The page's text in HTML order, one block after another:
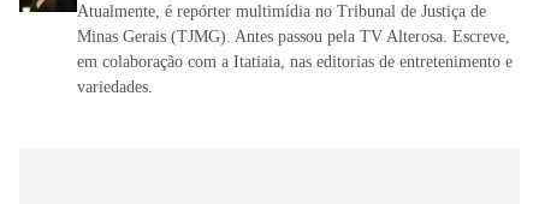
Atualmente, é repórter multimídia no Tribunal de Justiça de
Minas Gerais (TJMG). Antes passou pela TV Alterosa. Escreve,
em colaboração com a Itatiaia, nas editorias de entretenimento e
variedades.